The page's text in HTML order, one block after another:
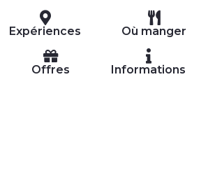
Expériences Où manger
Offres Informations